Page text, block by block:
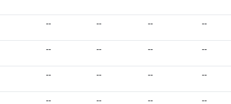
-- -- -- --
-- -- -- --
-- -- -- --
-- -- -- --